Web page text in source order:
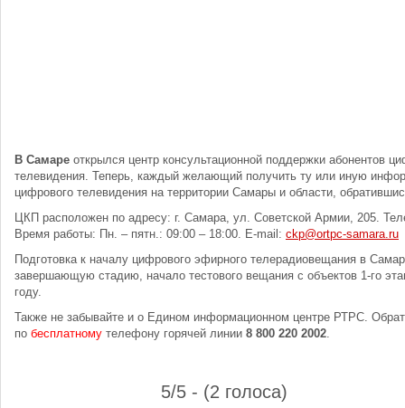
В Самаре открылся центр консультационной поддержки абонентов
телевидения. Теперь, каждый желающий получить ту или иную
цифрового телевидения на территории Самары и области,
ЦКП расположен по адресу: г. Самара, ул. Советской Армии, 205.
Время работы: Пн. – пятн.: 09:00 – 18:00. E-mail: ckp@ortpc-samara.ru
Подготовка к началу цифрового эфирного телерадиовещания в
завершающую стадию, начало тестового вещания с объектов 1-го
году.
Также не забывайте и о Едином информационном центре РТРС.
по бесплатному телефону горячей линии 8 800 220 2002.
5/5 - (2 голоса)